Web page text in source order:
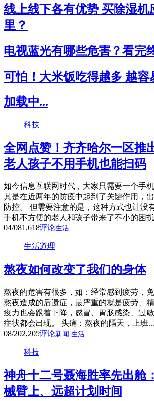
线上线下各有优势 买除湿机
里？
电视蓝光有哪些危害？看完
可怕！大米饭吃得越多 越容
加载中...
科技
全网点赞！齐齐哈尔一区推
老人孩子不用手机也能扫码
如今信息互联网时代，大家只需要一个手
其是在近两年的防疫中起到了关键作用，
防控。 但需要注意的是，这种方式也让没
手机不方便的老人和孩子带来了不小的困
04/081,618评论生活
生活道理
熬夜如何改变了我们的身体
熬夜的危害有很多，如：经常感到疲劳，
熬夜造成的后遗症，最严重的就是疲劳、
疫力也会跟着下降，感冒、胃肠感染、过
症状都会出现。 头痛：熬夜的隔天，上班...
08/202,205评论新闻 生活
科技
神舟十二号聂海胜率先出舱
械臂上、远超计划时间